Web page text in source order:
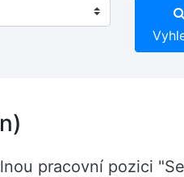
pracovní pozici